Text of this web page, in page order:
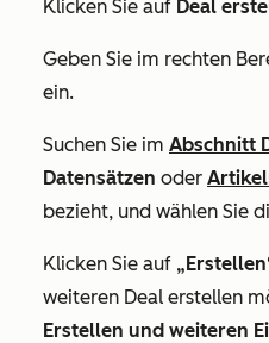
Klicken Sie auf Deal
Geben Sie im rechten
ein.
Suchen Sie im Abschnitt
Datensätzen oder
bezieht, und wählen Sie
Klicken Sie auf
weiteren Deal erstellen
Erstellen und weiteren